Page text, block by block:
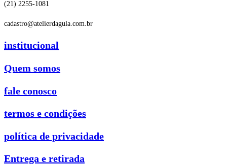
(21) 2255-1081
cadastro@atelierdagula.com.br
institucional
Quem somos
fale conosco
termos e condições
política de privacidade
Entrega e retirada